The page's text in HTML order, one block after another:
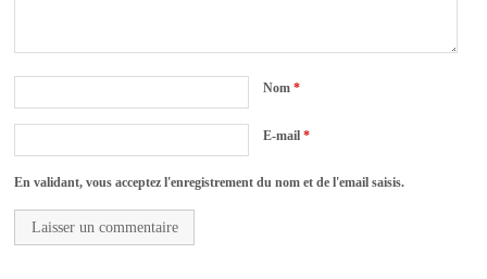
Nom*
E-mail*
En validant, vous acceptez l'enregistrement du nom et de l'email saisis.